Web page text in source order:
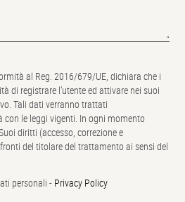
al Reg. 2016/679/UE, dichiara che i
di registrare l'utente ed attivare nei suoi
Tali dati verranno trattati
le leggi vigenti. In ogni momento
diritti (accesso, correzione e
del titolare del trattamento ai sensi del
personali - Privacy Policy